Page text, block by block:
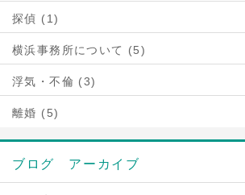
探偵 (1)
横浜事務所について (5)
浮気・不倫 (3)
離婚 (5)
ブログ アーカイブ